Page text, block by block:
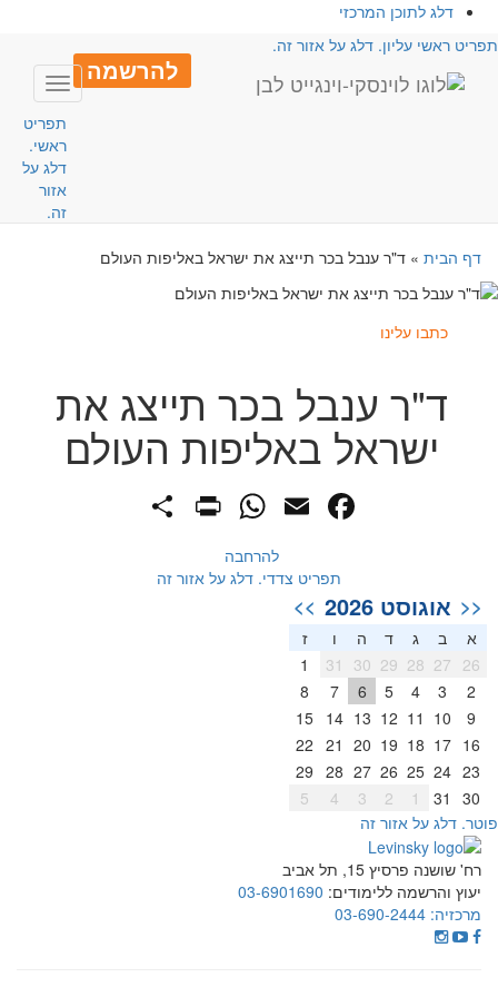
דלג לתוכן המרכזי
ראשי עליון. דלג על אזור זה.
להרשמה
Toggle
תפריט
ראשי.
דלג על
אזור
זה.
דף הבית» ד"ר ענבל בכר תייצג את ישראל באליפות העולם
כתבו עלינו
ד"ר ענבל בכר תייצג את
ישראל באליפות העולם
Facebook
Email
WhatsApp
להרחבה
תפריט צדדי. דלג על אזור זה
<< אוגוסט 2026 >>
א ב ג ד ה
ז
26
27
28
29
30
31
2
3
4
5
6
7
8
9
10
11
12
13
14
15
16
17
18
19
20
21
22
23
24
25
26
27
28
29
30
31
2
3
4
5
דלג על אזור זה
רח' שושנה פרסיץ 15, תל אביב
יעוץ והרשמה ללימודים: 03-6901690
מרכזיה: 03-690-2444